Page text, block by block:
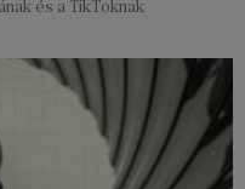
és a TikToknak